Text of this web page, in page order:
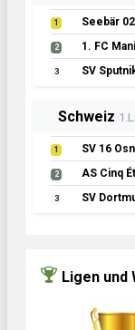
1 Seebär 02
2 1. FC
3 SV
Schweiz
1 SV 16
2 AS Cinq
3 SV
Ligen und